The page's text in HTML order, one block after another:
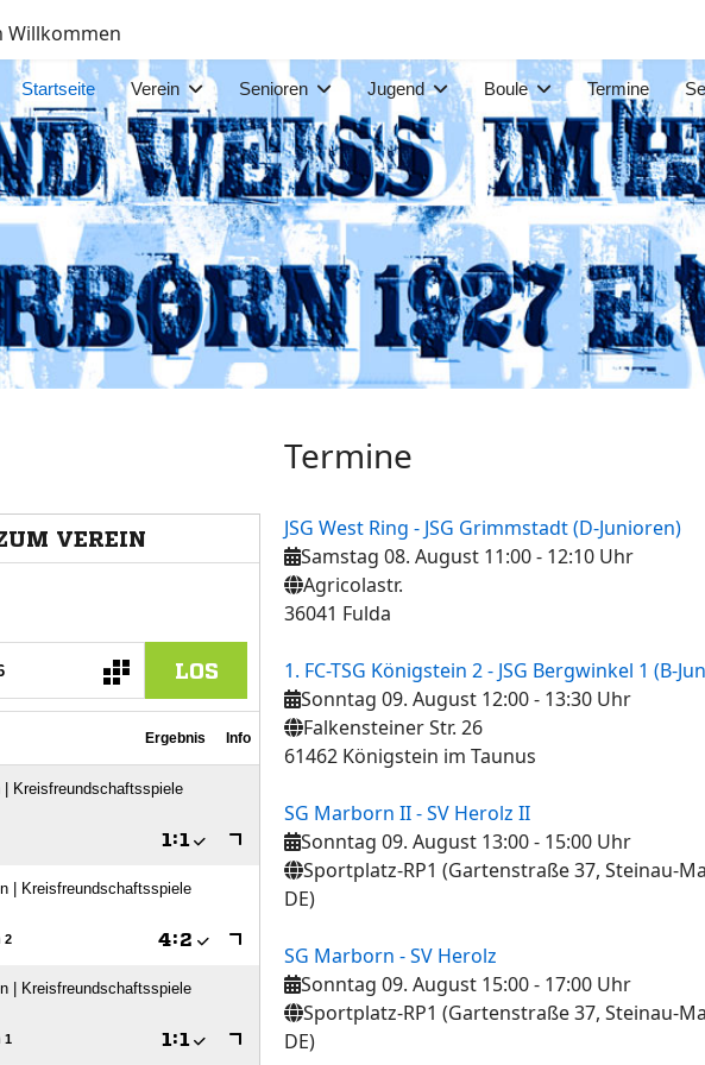
Willkommen
Startseite Verein Senioren Jugend Boule Termine
Termine
JSG West Ring - JSG Grimmstadt (D-Junioren)
Samstag 08. August 11:00- 12:10 Uhr
Agricolastr.
36041 Fulda
1. FC-TSG Königstein 2 - JSG Bergwinkel 1 (B-
Sonntag 09. August 12:00- 13:30 Uhr
Falkensteiner Str. 26
61462 Königstein im Taunus
SG Marborn II - SV Herolz II
Sonntag 09. August 13:00- 15:00 Uhr
Sportplatz-RP1 (Gartenstraße 37, Steinau-
DE)
SG Marborn - SV Herolz
Sonntag 09. August 15:00- 17:00 Uhr
Sportplatz-RP1 (Gartenstraße 37, Steinau-
DE)